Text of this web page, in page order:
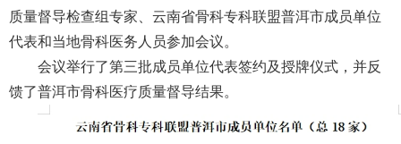
教学科研
联盟工作
质量督导检查组专家、云南省骨科专科联盟普洱市成员单位
代表和当地骨科医务人员参加会议。
会议举行了第三批成员单位代表签约及授牌仪式，并反
馈了普洱市骨科医疗质量督导结果。